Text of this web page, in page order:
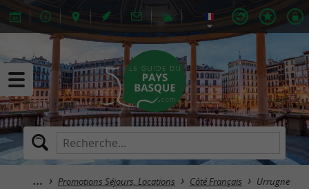
Promotions Séjours, Locations Côté Français Urrugne